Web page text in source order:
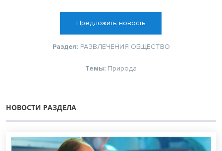
Предложить новость
Раздел: РАЗВЛЕЧЕНИЯ ОБЩЕСТВО
Темы: Природа
НОВОСТИ РАЗДЕЛА